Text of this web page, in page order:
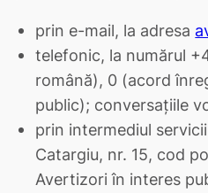
prin e-mail, la adresa
telefonic, la numărul
română), 0 (acord
public); conversațiile
prin intermediul
Catargiu, nr. 15, cod
Avertizori în interes